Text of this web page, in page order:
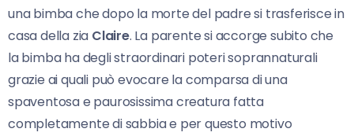
una bimba che dopo la morte del padre si trasferisce in
casa della zia Claire. La parente si accorge subito che
la bimba ha degli straordinari poteri soprannaturali
grazie ai quali può evocare la comparsa di una
spaventosa e paurosissima creatura fatta
completamente di sabbia e per questo motivo